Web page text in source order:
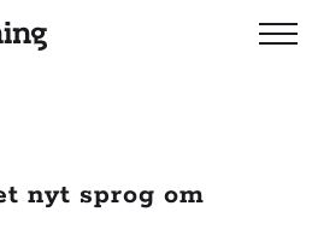
nyt sprog om